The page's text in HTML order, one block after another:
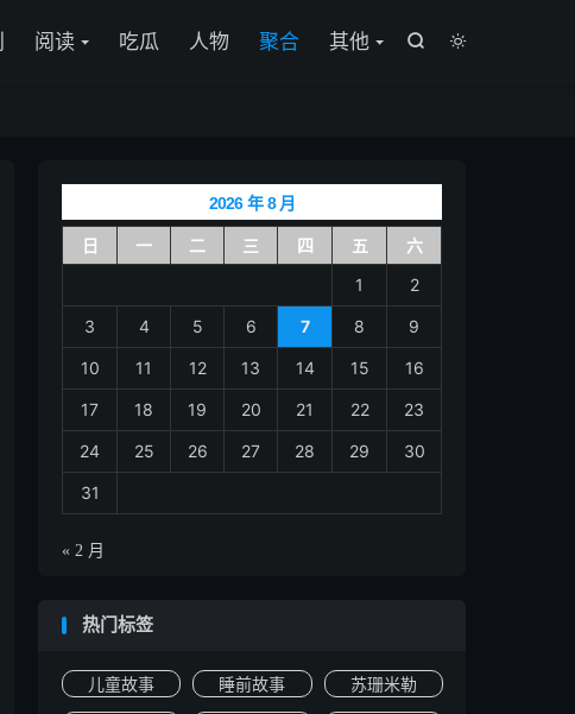


阅读 吃瓜 人物 聚合 其他
2026 年 8 月
日 一 二 三 四 五
六
1
2
3 4 5 6 7 8 9
10 11 12 13 14 15 16
17 18 19 20 21 22 23
24 25 26 27 28 29 30
31
« 2 月
热门标签
儿童故事 睡前故事 苏珊米勒